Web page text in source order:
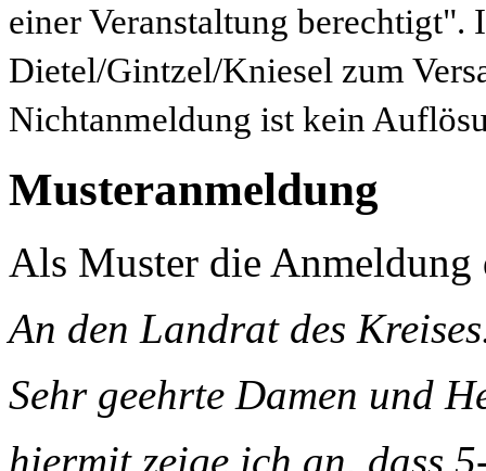
einer Veranstaltung berechtigt".
Dietel/Gintzel/Kniesel zum
Nichtanmeldung ist kein
Musteranmeldung
Als Muster die
An den Landrat des
Sehr geehrte Damen und
hiermit zeige ich an, dass